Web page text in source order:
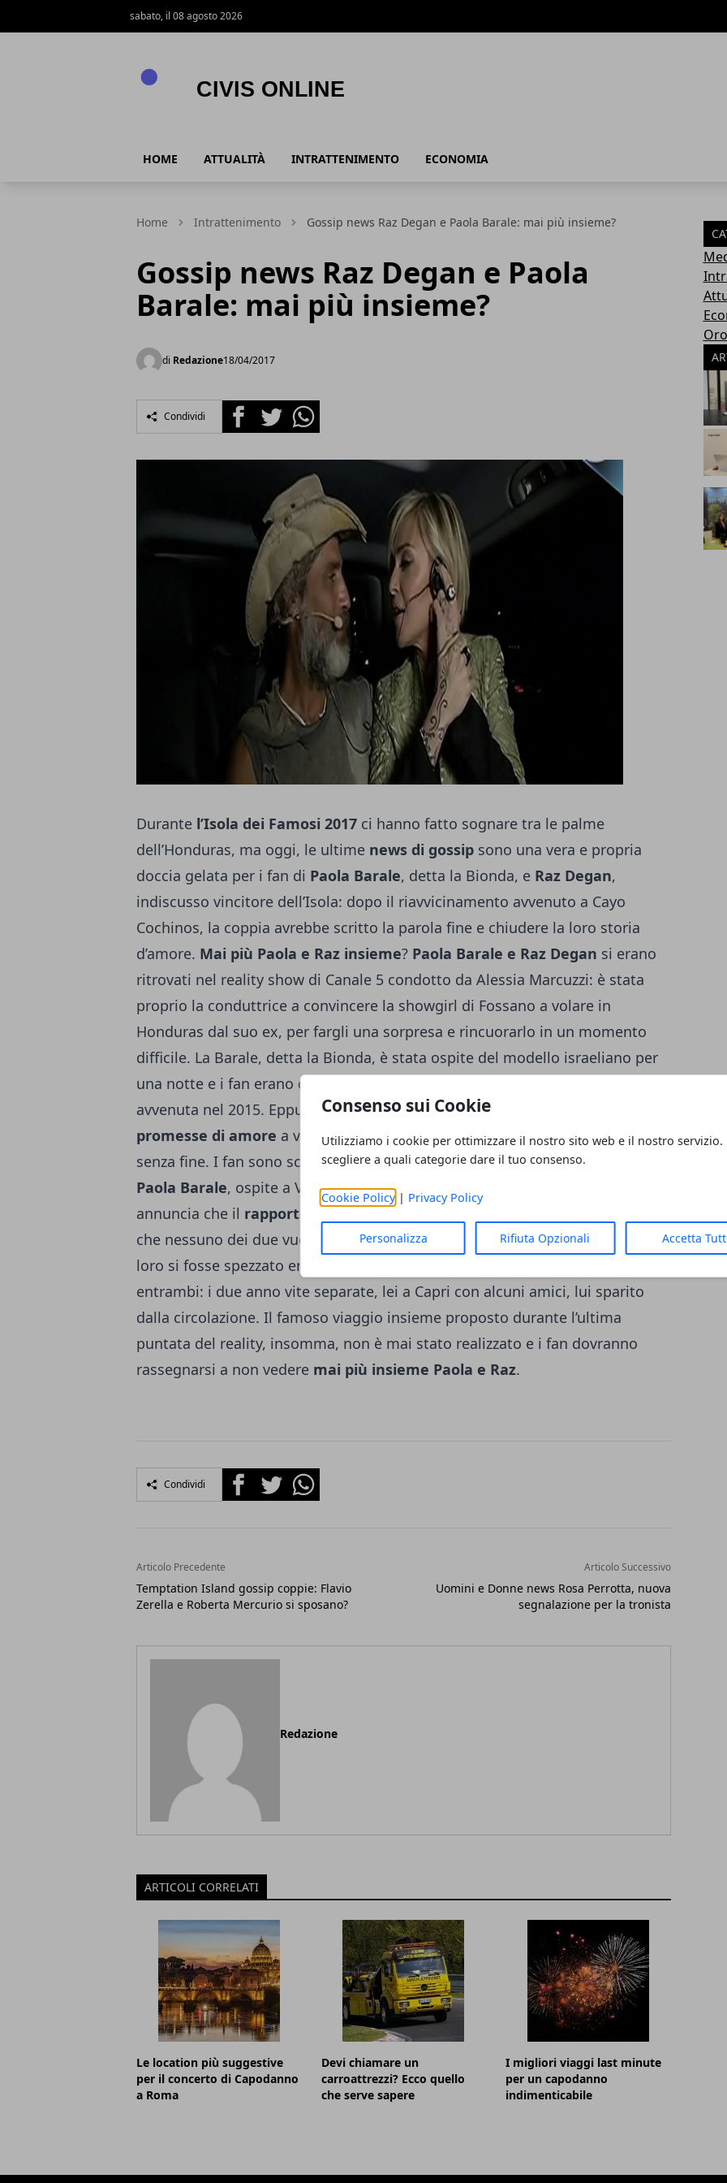
Consenso sui Cookie
Utilizziamo i cookie per ottimizzare il nostro sito web e il nostro servizio.
scegliere a quali categorie dare il tuo consenso.
Cookie Policy| Privacy Policy
Personalizza Rifiuta Opzionali Accetta
sabato, il 08 agosto 2026
HOME ATTUALITÀ INTRATTENIMENTO ECONOMIA
Home Intrattenimento Gossip news Raz Degan e Paola Barale: mai più insieme?
Gossip news Raz Degan e Paola
Barale: mai più insieme?
di Redazione18/04/2017
Condividi FacebookTwitterWhatsapp
Durante l’Isola dei Famosi 2017 ci hanno fatto sognare tra le palme
dell’Honduras, ma oggi, le ultime news di gossip sono una vera e propria
doccia gelata per i fan di Paola Barale, detta la Bionda, e Raz Degan,
indiscusso vincitore dell’Isola: dopo il riavvicinamento avvenuto a Cayo
Cochinos, la coppia avrebbe scritto la parola fine e chiudere la loro storia
d’amore. Mai più Paola e Raz insieme? Paola Barale e Raz Degan si erano
ritrovati nel reality show di Canale 5 condotto da Alessia Marcuzzi: è stata
proprio la conduttrice a convincere la showgirl di Fossano a volare in
Honduras dal suo ex, per fargli una sorpresa e rincuorarlo in un momento
difficile. La Barale, detta la Bionda, è stata ospite del modello israeliano per
una notte e i fan erano certi che ci fosse un nuovoinizio dopo la
avvenuta nel 2015. Eppure, dopo poche settimane di baci e reciproche
promesse di amore a vita, il triste epilogo di una relazione che pareva
senza fine. I fan sono sconvolti: stando alle parole riportate daLeggo.it
Paola Barale, ospite a Verissimo (la puntata andrà in onda il 22 aprile 2017),
annuncia che il rapporto con Raz Degan
che nessuno dei due vuole tornare indietro. Ma il sentore che qualcosa tra
loro si fosse spezzato era nell’aria, specie se si guardano i profili social di
entrambi: i due anno vite separate, lei a Capri con alcuni amici, lui sparito
dalla circolazione. Il famoso viaggio insieme proposto durante l’ultima
puntata del reality, insomma, non è mai stato realizzato e i fan dovranno
rassegnarsi a non vedere mai più insieme Paola e Raz.
Condividi FacebookTwitterWhatsapp
Articolo Precedente
Temptation Island gossip coppie: Flavio
Zerella e Roberta Mercurio si sposano?
Articolo Successivo
Uomini e Donne news Rosa Perrotta, nuova
segnalazione per la tronista
Redazione
ARTICOLI CORRELATI
Le location più suggestive
per il concerto di Capodanno
a Roma
Devi chiamare un
carroattrezzi? Ecco quello
che serve sapere
I migliori viaggi last minute
per un capodanno
indimenticabile